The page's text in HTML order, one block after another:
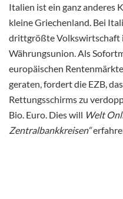
Italien ist ein ganz anderes
kleine Griechenland. Bei
drittgrößte Volkswirtschaft
Währungsunion. Als
europäischen
geraten, fordert die EZB,
Rettungsschirms zu
Bio. Euro. Dies will Welt
Zentralbankkreisen“